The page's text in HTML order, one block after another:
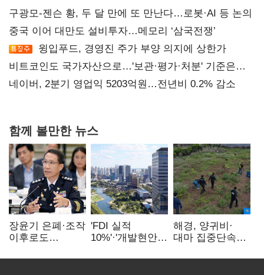
구광모-젠슨 황, 두 달 만에 또 만난다…로봇·AI 등 논의
중국 이어 대만도 설비투자…메모리 ‘삼국전쟁’
윙입푸드, 경영진 주가 부양 의지에 상한가
비트코인도 국가자산으로…'보관·평가·처분' 기준은
숙제
네이버, 2분기 영업익 5203억원…전년비 0.2% 감소
함께 볼만한 뉴스
장윤기 은폐·조작
이후로도
내부비위…경찰
'FDI 실적
10%'·'개발현안
인천경제청장
해경, 양귀비·
대마 집중단속…
249명 검거